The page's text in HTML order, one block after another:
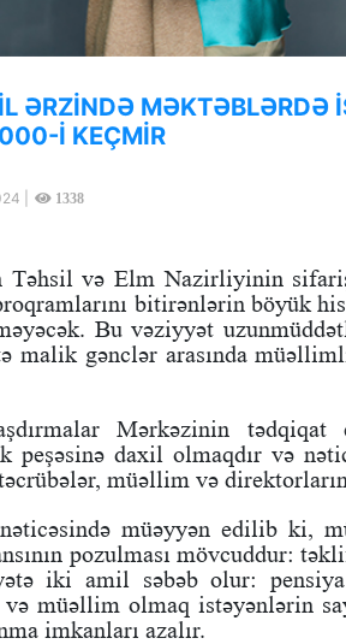
ƏRZİNDƏ MƏKTƏBLƏRDƏ
İ KEÇMİR
| 1338
Təhsil və Elm Nazirliyinin
bitirənlərin böyük
Bu vəziyyət
malik gənclər arasında
Mərkəzinin tədqiqat
peşəsinə daxil olmaqdır və
müəllim və
müəyyən edilib ki,
pozulması mövcuddur:
iki amil səbəb olur:
müəllim olmaq istəyənlərin
imkanları azalır.